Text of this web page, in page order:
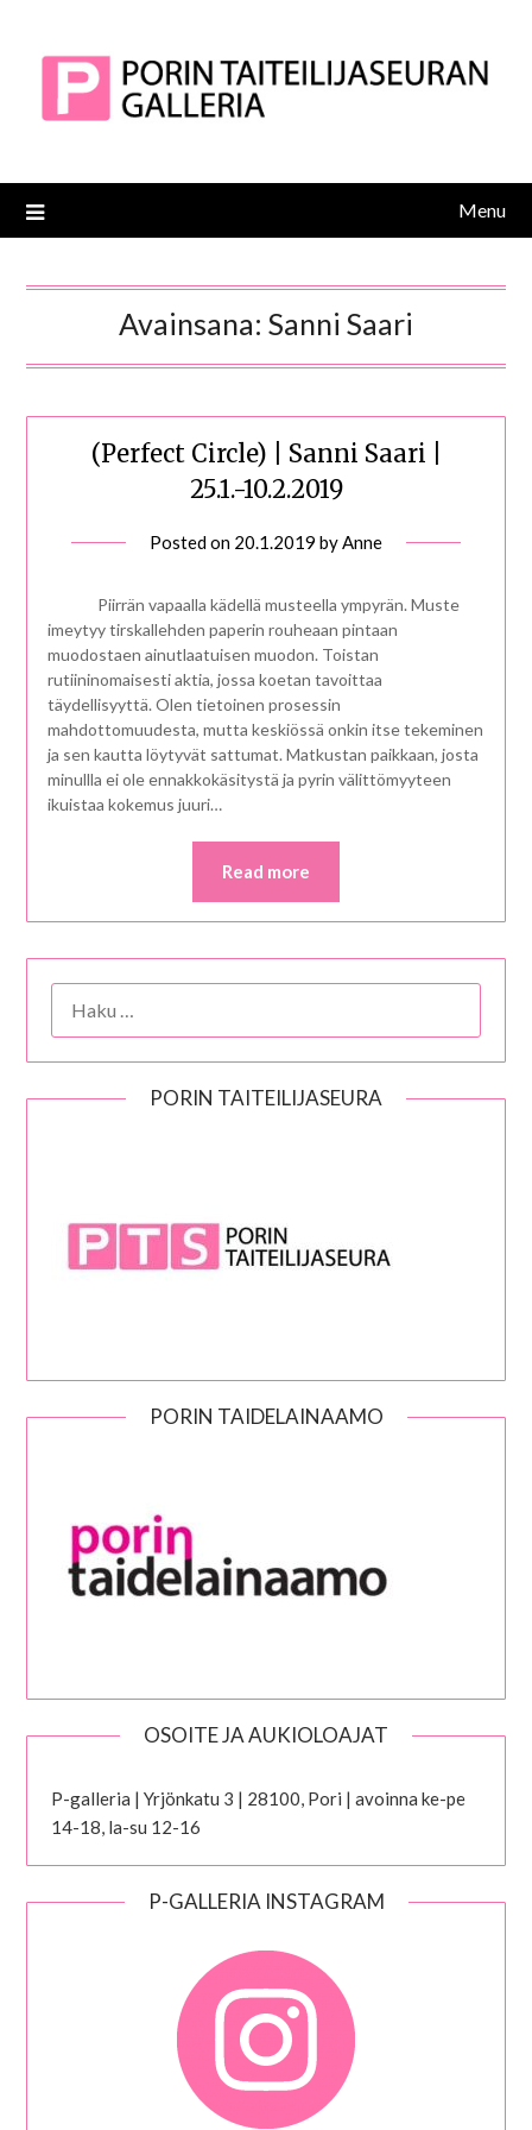
Menu
Avainsana: Sanni Saari
(Perfect Circle) | Sanni Saari |
25.1.-10.2.2019
Posted on 20.1.2019 byAnne
Piirrän vapaalla kädellä musteella ympyrän. Muste
imeytyy tirskallehden paperin rouheaan pintaan
muodostaen ainutlaatuisen muodon. Toistan
rutiininomaisesti aktia, jossa koetan tavoittaa
täydellisyyttä. Olen tietoinen prosessin
mahdottomuudesta, mutta keskiössä onkin itse tekeminen
ja sen kautta löytyvät sattumat. Matkustan paikkaan, josta
minullla ei ole ennakkokäsitystä ja pyrin välittömyyteen
ikuistaa kokemus juuri…
Read more
PORIN TAITEILIJASEURA
PORIN TAIDELAINAAMO
OSOITE JA AUKIOLOAJAT
P-galleria | Yrjönkatu 3 | 28100, Pori | avoinna ke-pe
14-18, la-su 12-16
P-GALLERIA INSTAGRAM